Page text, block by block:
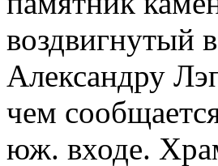
воздвигнутый
Александру
чем
юж. входе.